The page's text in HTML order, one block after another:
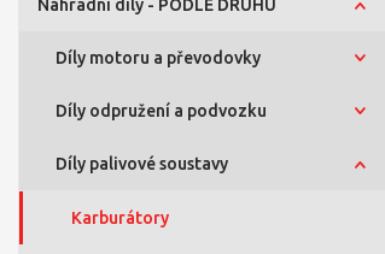
Náhradní díly - PODLE DRUHU
Díly motoru a převodovky
Díly odpružení a podvozku
Díly palivové soustavy
Karburátory